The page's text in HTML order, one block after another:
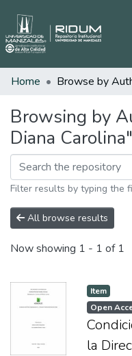
Home Browse by
Browsing by
Diana Carolina"
Filter results by typing the
All browse results
Now showing 1 - 1 of 1
Item
Open
la